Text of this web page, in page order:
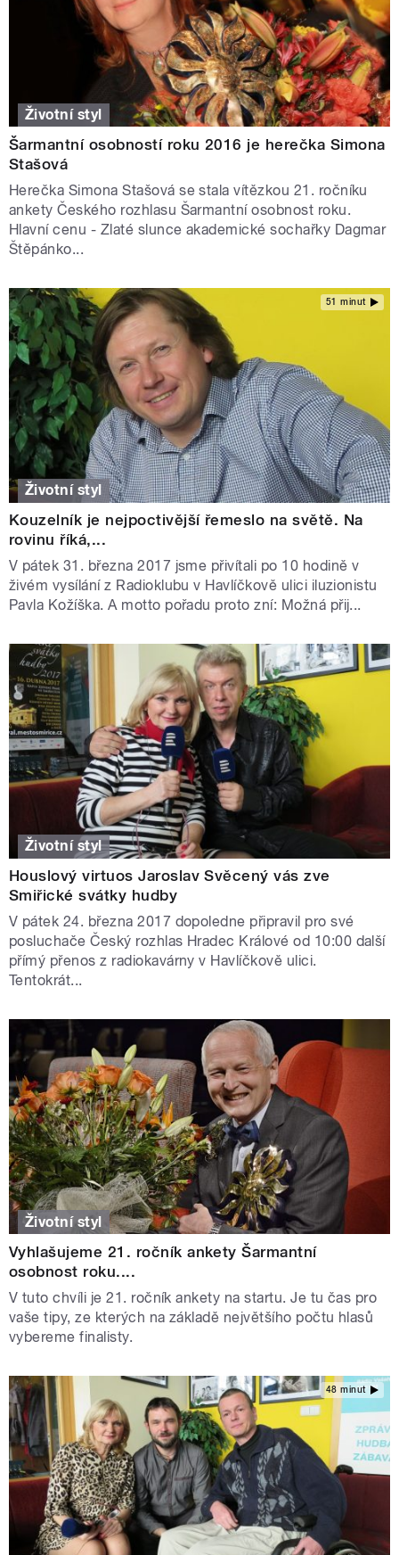
Životní styl
Šarmantní osobností roku 2016 je herečka Simona
Stašová
Herečka Simona Stašová se stala vítězkou 21. ročníku
ankety Českého rozhlasu Šarmantní osobnost roku.
Hlavní cenu - Zlaté slunce akademické sochařky Dagmar
Štěpánko...
51 minut
Životní styl
Kouzelník je nejpoctivější řemeslo na světě. Na
rovinu říká,...
V pátek 31. března 2017 jsme přivítali po 10 hodině v
živém vysílání z Radioklubu v Havlíčkově ulici iluzionistu
Pavla Kožíška. A motto pořadu proto zní: Možná přij...
Životní styl
Houslový virtuos Jaroslav Svěcený vás zve
Smiřické svátky hudby
V pátek 24. března 2017 dopoledne připravil pro své
posluchače Český rozhlas Hradec Králové od 10:00 další
přímý přenos z radiokavárny v Havlíčkově ulici.
Tentokrát...
Životní styl
Vyhlašujeme 21. ročník ankety Šarmantní
osobnost roku....
V tuto chvíli je 21. ročník ankety na startu. Je tu čas pro
vaše tipy, ze kterých na základě největšího počtu hlasů
vybereme finalisty.
48 minut